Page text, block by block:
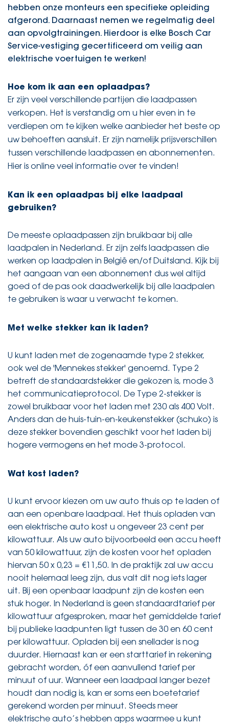
hebben onze monteurs een specifieke opleiding
afgerond. Daarnaast nemen we regelmatig deel
aan opvolgtrainingen. Hierdoor is elke Bosch Car
Service-vestiging gecertificeerd om veilig aan
elektrische voertuigen te werken!
Hoe kom ik aan een oplaadpas?
Er zijn veel verschillende partijen die laadpassen
verkopen. Het is verstandig om u hier even in te
verdiepen om te kijken welke aanbieder het beste op
uw behoeften aansluit. Er zijn namelijk prijsverschillen
tussen verschillende laadpassen en abonnementen.
Hier is online veel informatie over te vinden!
Kan ik een oplaadpas bij elke laadpaal
gebruiken?
De meeste oplaadpassen zijn bruikbaar bij alle
laadpalen in Nederland. Er zijn zelfs laadpassen die
werken op laadpalen in België en/of Duitsland. Kijk bij
het aangaan van een abonnement dus wel altijd
goed of de pas ook daadwerkelijk bij alle laadpalen
te gebruiken is waar u verwacht te komen.
Met welke stekker kan ik laden?
U kunt laden met de zogenaamde type 2 stekker,
ook wel de 'Mennekes stekker' genoemd. Type 2
betreft de standaardstekker die gekozen is, mode 3
het communicatieprotocol. De Type 2-stekker is
zowel bruikbaar voor het laden met 230 als 400 Volt.
Anders dan de huis-tuin-en-keukenstekker (schuko) is
deze stekker bovendien geschikt voor het laden bij
hogere vermogens en het mode 3-protocol.
Wat kost laden?
U kunt ervoor kiezen om uw auto thuis op te laden of
aan een openbare laadpaal. Het thuis opladen van
een elektrische auto kost u ongeveer 23 cent per
kilowattuur. Als uw auto bijvoorbeeld een accu heeft
van 50 kilowattuur, zijn de kosten voor het opladen
hiervan 50 x 0,23 = €11,50. In de praktijk zal uw accu
nooit helemaal leeg zijn, dus valt dit nog iets lager
uit. Bij een openbaar laadpunt zijn de kosten een
stuk hoger. In Nederland is geen standaardtarief per
kilowattuur afgesproken, maar het gemiddelde tarief
bij publieke laadpunten ligt tussen de 30 en 60 cent
per kilowattuur. Opladen bij een snellader is nog
duurder. Hiernaast kan er een starttarief in rekening
gebracht worden, óf een aanvullend tarief per
minuut of uur. Wanneer een laadpaal langer bezet
houdt dan nodig is, kan er soms een boetetarief
gerekend worden per minuut. Steeds meer
elektrische auto’s hebben apps waarmee u kunt